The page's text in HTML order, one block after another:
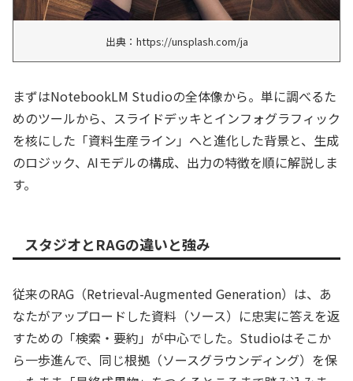
出典：https://unsplash.com/ja
まずはNotebookLM Studioの全体像から。単に調べるた
めのツールから、スライドデッキとインフォグラフィック
を核にした「資料生産ライン」へと進化した背景と、生成
のロジック、AIモデルの構成、出力の特徴を順に解説しま
す。
スタジオとRAGの違いと強み
従来のRAG（Retrieval-Augmented Generation）は、あ
なたがアップロードした資料（ソース）に忠実に答えを返
すための「検索・要約」が中心でした。Studioはそこか
ら一歩進んで、同じ根拠（ソースグラウンディング）を保